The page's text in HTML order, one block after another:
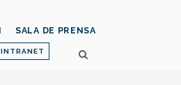
INTRANET
SALA DE PRENSA